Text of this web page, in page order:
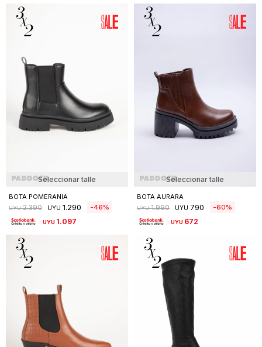
Seleccionar talle
BOTA POMERANIA
UYU 2.390 UYU 1.290 46
UYU 1.097
Seleccionar talle
BOTA AURARA
UYU 1.990 UYU 790 60
UYU 672